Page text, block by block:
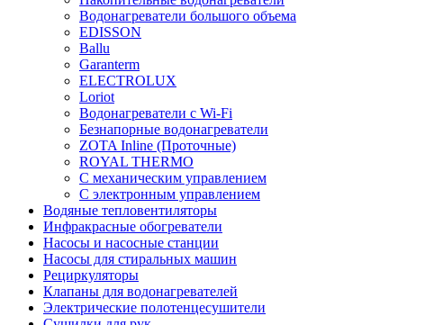
Водонагреватели большого объема
EDISSON
Ballu
Garanterm
ELECTROLUX
Loriot
Водонагреватели с Wi-Fi
Безнапорные водонагреватели
ZOTA Inline (Проточные)
ROYAL THERMO
С механическим управлением
С электронным управлением
Водяные тепловентиляторы
Инфракрасные обогреватели
Насосы и насосные станции
Насосы для стиральных машин
Рециркуляторы
Клапаны для водонагревателей
Электрические полотенцесушители